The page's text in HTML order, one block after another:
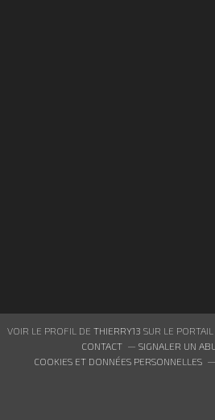
VOIR LE PROFIL DE THIERRY13 SUR LE
CONTACT
SIGNALER UN
COOKIES ET DONNÉES PERSONNELLES